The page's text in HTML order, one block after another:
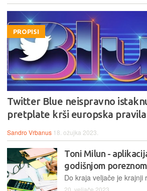
PROPISI
Twitter Blue neispravno
pretplate krši europska pravila
Sandro Vrbanus 18. ožujka 2023.
Toni Milun -
godišnjom
20. veljače 2023.